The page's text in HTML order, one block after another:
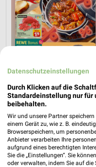
Angebote ab 03.08.
Noch heute gültig
SELGROS
Datenschutzeinstellungen
Durch Klicken auf die
Standardeinstellung nur für
beibehalten.
Wir und unsere Partner
einem Gerät zu, wie z. B.
Browserspeichern, um
Anbieter verarbeiten Ihre
aufgrund eines berechtigten
Sie die „Einstellungen“. Sie
oder verwalten, indem Sie auf die